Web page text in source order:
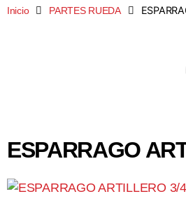
Inicio PARTES RUEDA
ESPARRAGO